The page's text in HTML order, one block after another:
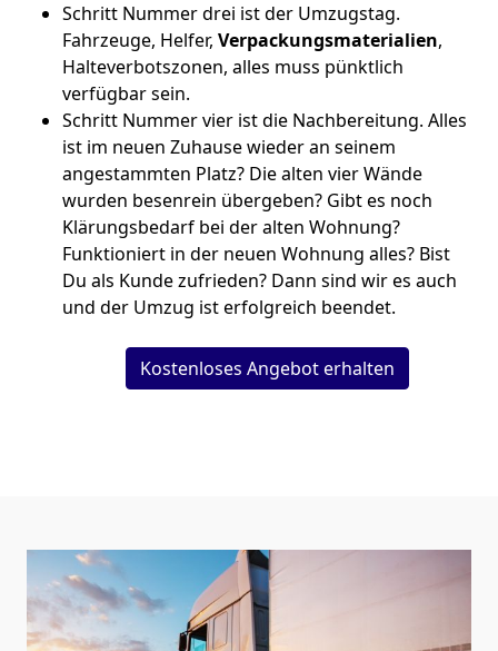
Schritt Nummer drei ist der Umzugstag.
Fahrzeuge, Helfer, Verpackungsmaterialien,
Halteverbotszonen, alles muss pünktlich
verfügbar sein.
Schritt Nummer vier ist die Nachbereitung. Alles
ist im neuen Zuhause wieder an seinem
angestammten Platz? Die alten vier Wände
wurden besenrein übergeben? Gibt es noch
Klärungsbedarf bei der alten Wohnung?
Funktioniert in der neuen Wohnung alles? Bist
Du als Kunde zufrieden? Dann sind wir es auch
und der Umzug ist erfolgreich beendet.
Kostenloses Angebot erhalten